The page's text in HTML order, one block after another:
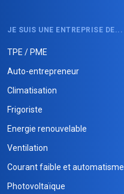
JE SUIS UNE ENTREPRISE DE...
TPE / PME
Auto-entrepreneur
Climatisation
Frigoriste
Energie renouvelable
Ventilation
Courant faible et automatisme
Photovoltaïque